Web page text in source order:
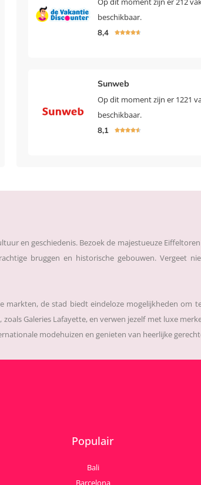
beschikbaar.
8,4 
Sunweb
Op dit moment zijn er 1221
beschikbaar.
8,1 
en geschiedenis. Bezoek de majestueuze
bruggen en historische gebouwen. Vergeet
de stad biedt eindeloze mogelijkheden om
Galeries Lafayette, en verwen jezelf met luxe
modehuizen en genieten van heerlijke
Populair
Bali
Barcelona